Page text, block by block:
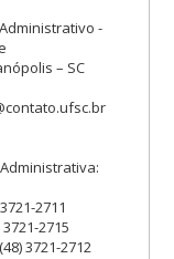
-
– SC
2711
2715
3721-2712